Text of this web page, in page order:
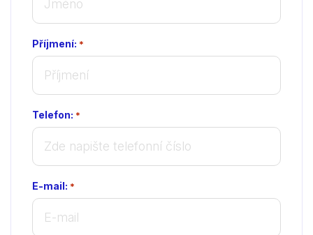
Příjmení: *
Telefon: *
E-mail: *